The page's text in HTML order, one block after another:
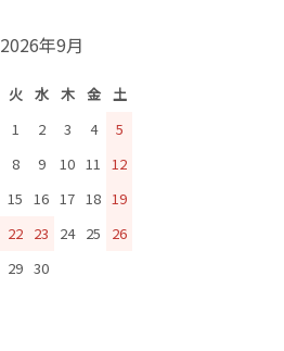
2026年9月
火 水 木 金
土
1
2 3 4
5
8 9 10 11 12
15 16 17 18 19
22 23 24 25
26
29 30